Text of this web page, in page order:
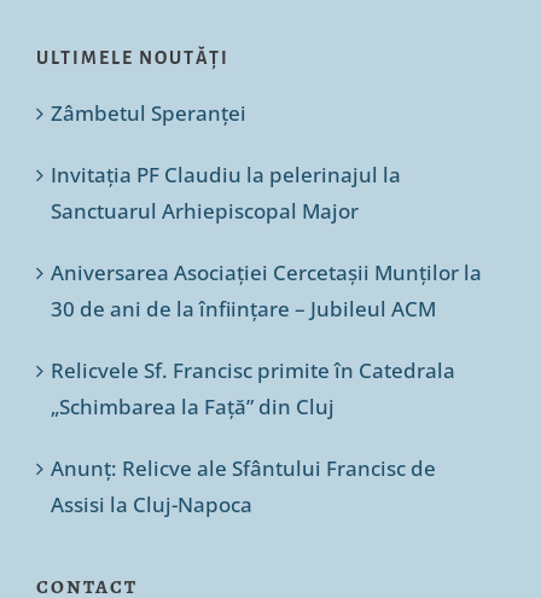
ULTIMELE NOUTĂȚI
Zâmbetul Speranței
Invitația PF Claudiu la pelerinajul la
Sanctuarul Arhiepiscopal Major
Aniversarea Asociației Cercetașii Munților la
30 de ani de la înființare – Jubileul ACM
Relicvele Sf. Francisc primite în Catedrala
„Schimbarea la Față” din Cluj
Anunț: Relicve ale Sfântului Francisc de
Assisi la Cluj-Napoca
CONTACT